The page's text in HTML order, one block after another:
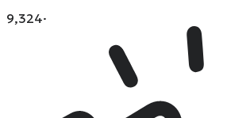
9,324·